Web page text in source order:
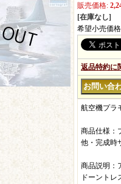
販売価格:
[在庫なし]
希望小売価格
返品特約に
航空機プラ
商品仕様：
他・完成時
商品説明：
ドーント